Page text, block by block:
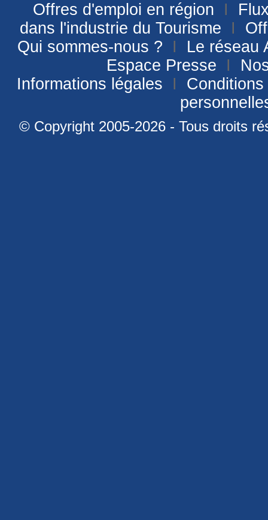
Offres d'emploi en région I
dans l'industrie du Tourisme I
Qui sommes-nous ?
I Le réseau
Espace Presse
I
Informations légales
I
© Copyright 2005-2026 - Tous droits